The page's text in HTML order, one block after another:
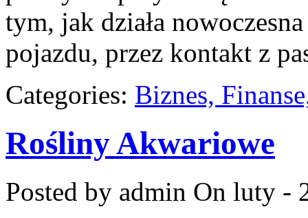
tym, jak działa
pojazdu, przez kontakt z
Categories: Biznes,
Rośliny Akwariowe
Posted by admin On luty -